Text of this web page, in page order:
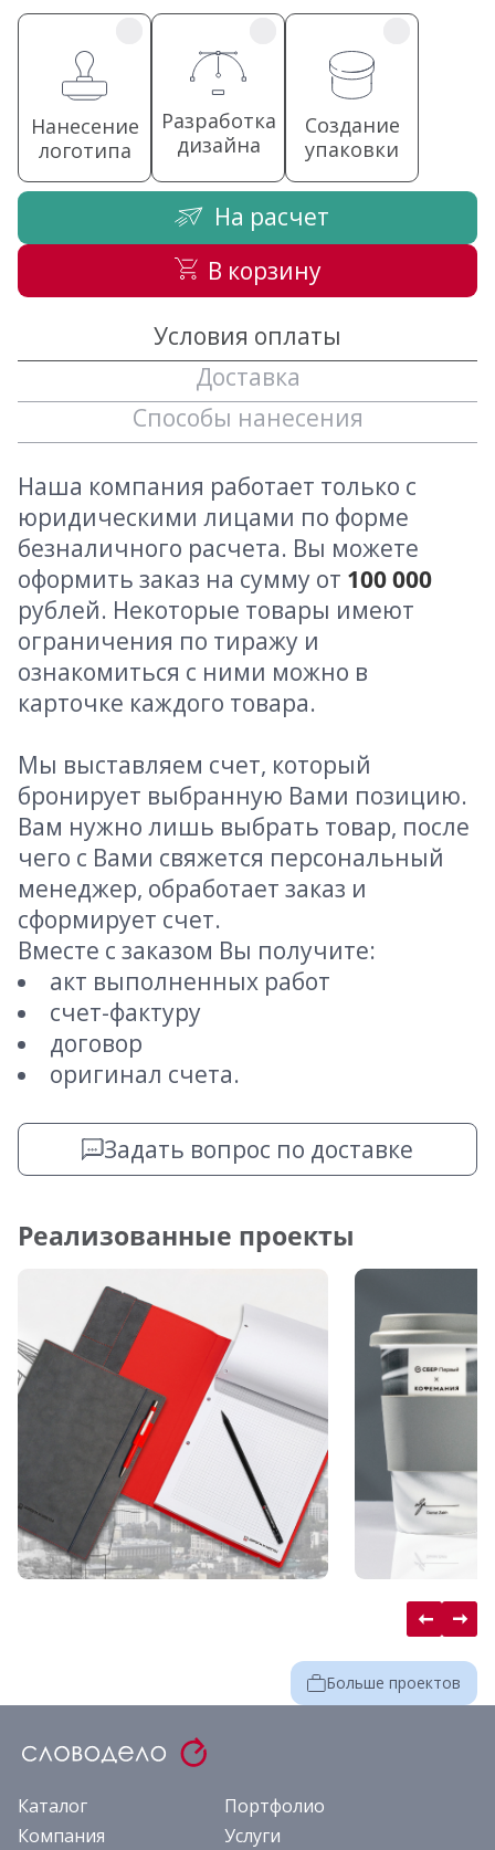
Нанесение
логотипа
Разработка
дизайна
Создание
упаковки
На расчет
В корзину
Условия оплаты
Доставка
Способы нанесения
Наша компания работает только с
юридическими лицами по форме
безналичного расчета. Вы можете
оформить заказ на сумму от 100 000
рублей. Некоторые товары имеют
ограничения по тиражу и
ознакомиться с ними можно в
карточке каждого товара.
Мы выставляем счет, который
бронирует выбранную Вами позицию.
Вам нужно лишь выбрать товар, после
чего с Вами свяжется персональный
менеджер, обработает заказ и
сформирует счет.
Вместе с заказом Вы получите:
акт выполненных работ
счет-фактуру
договор
оригинал счета.
Задать вопрос по доставке
Реализованные проекты
Больше проектов
Каталог
Портфолио
Компания
Услуги